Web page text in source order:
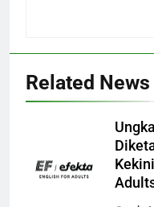
Related News